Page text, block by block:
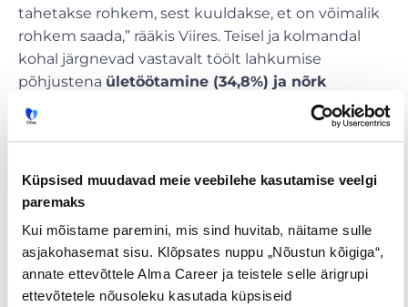
Küpsised muudavad meie veebilehe kasutamise veelgi
paremaks
Kui mõistame paremini, mis sind huvitab, näitame sulle
asjakohasemat sisu. Klõpsates nuppu „Nõustun kõigiga“,
annate ettevõttele Alma Career ja teistele selle ärigrupi
ettevõtetele nõusoleku kasutada küpsiseid
tahetakse rohkem, sest kuuldakse, et on võimalik
rohkem saada,” rääkis Viires. Teisel ja kolmandal
kohal järgnevad vastavalt töölt lahkumise
põhjustena ületöötamine (34,8%) ja nõrk
juhtimiskultuur (31,4%
). “Kui me küsisimejuhtide
käest seda sama küsimust
, et mis te arvate, miks
näe piisavalt palju arenguvõimalusi või et leiti teine
töökoht, kus karjääriredelil saab pöörde teha,” ütles
See aga näitab tema sõnul, et töötajad ei ütle
oma tööandjatele ausalt, mis neile töökoha